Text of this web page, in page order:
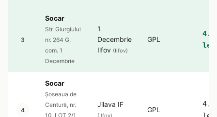
3
Socar
Str. Giurgiului
nr. 264 G,
com. 1
Decembrie
1
Decembrie
Ilfov (Ilfov)
GPL
4
Socar
Șoseaua de
Centură, nr.
10, LOT 2/1,
Jilava IF
(Ilfov)
GPL